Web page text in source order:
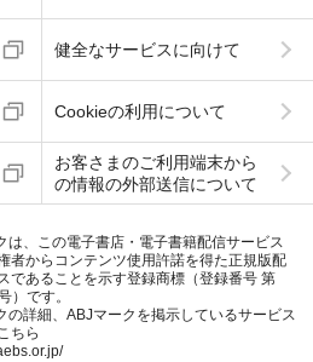
健全なサービスに向けて
Cookieの利用について
お客さまのご利用端末から
の情報の外部送信について
は、この電子書店・電子書籍配信サービス
者からコンテンツ使用許諾を得た正規版配
であることを示す登録商標（登録番号 第
）です。
の詳細、ABJマークを掲示しているサービス
ちら